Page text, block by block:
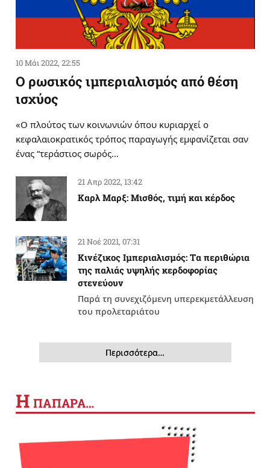
10 Μάι 2022, 22:55
Ο ρωσικός ιμπεριαλισμός από θέση
ισχύος
«Ο πλούτος των κοινωνιών όπου κυριαρχεί ο
κεφαλαιοκρατικός τρόπος παραγωγής εμφανίζεται σαν
ένας “τεράστιος σωρός…
21 Απρ 2022, 13:42
Καρλ Μαρξ: Μισθός, τιμή και κέρδος
21 Νοέ 2021, 07:31
Κινέζικος Ιμπεριαλισμός: Tα περιθώρια
της παλιάς υψηλής κερδοφορίας
στενεύουν
Παρά τη συνεχιζόμενη υπερεκμετάλλευση
του προλεταριάτου
Περισσότερα…
Η ΠΑΠΑΡΑ…